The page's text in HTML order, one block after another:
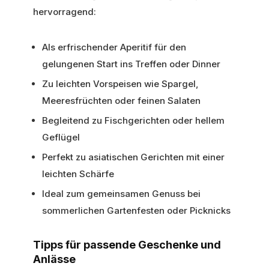
hervorragend:
Als erfrischender Aperitif für den
gelungenen Start ins Treffen oder Dinner
Zu leichten Vorspeisen wie Spargel,
Meeresfrüchten oder feinen Salaten
Begleitend zu Fischgerichten oder hellem
Geflügel
Perfekt zu asiatischen Gerichten mit einer
leichten Schärfe
Ideal zum gemeinsamen Genuss bei
sommerlichen Gartenfesten oder Picknicks
Tipps für passende Geschenke und
Anlässe